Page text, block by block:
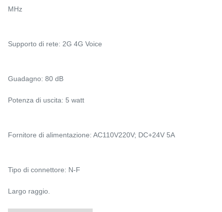
MHz
Supporto di rete: 2G 4G Voice
Guadagno: 80 dB
Potenza di uscita: 5 watt
Fornitore di alimentazione: AC110V220V; DC+24V 5A
Tipo di connettore: N-F
Largo raggio.